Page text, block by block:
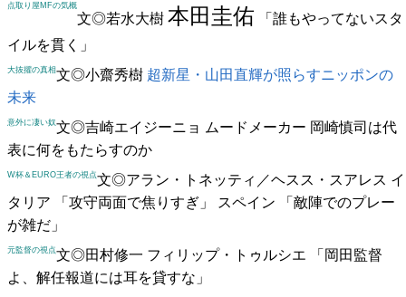
点取り屋MFの気概
文◎若水大樹 本田圭佑 「誰もやってないスタ
イルを貫く」
大抜擢の真相文◎小齋秀樹 超新星・山田直輝が照らすニッポンの
未来
意外に凄い奴文◎吉崎エイジーニョ ムードメーカー 岡崎慎司は代
表に何をもたらすのか
W杯＆EURO王者の視点文◎アラン・トネッティ／ヘスス・スアレス イ
タリア 「攻守両面で焦りすぎ」
スペイン 「敵陣でのプレー
が雑だ」
元監督の視点文◎田村修一 フィリップ・トゥルシエ 「岡田監督
よ、解任報道には耳を貸すな」